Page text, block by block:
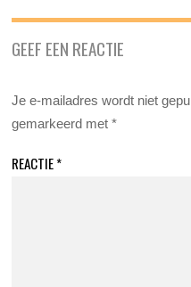
GEEF EEN REACTIE
Je e-mailadres wordt niet
gemarkeerd met*
REACTIE*